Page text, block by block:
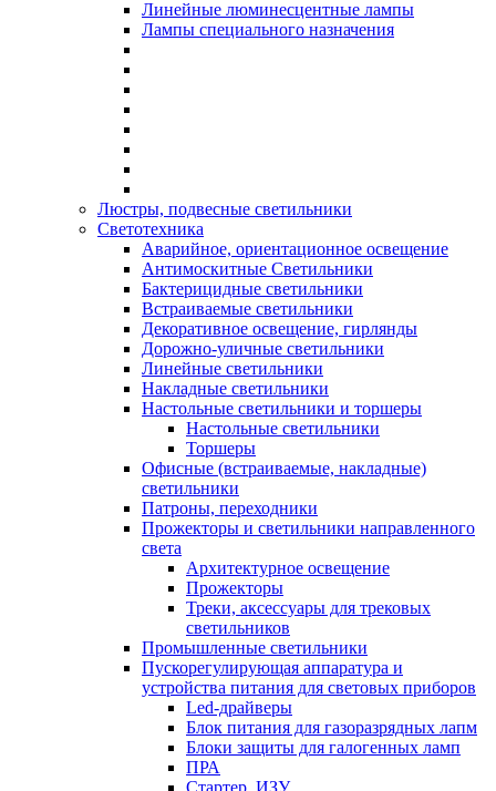
Линейные люминесцентные лампы
Лампы специального назначения
Люстры, подвесные светильники
Светотехника
Аварийное, ориентационное освещение
Антимоскитные Светильники
Бактерицидные светильники
Встраиваемые светильники
Декоративное освещение, гирлянды
Дорожно-уличные светильники
Линейные светильники
Накладные светильники
Настольные светильники и торшеры
Настольные светильники
Торшеры
Офисные (встраиваемые, накладные)
светильники
Патроны, переходники
Прожекторы и светильники направленного
света
Архитектурное освещение
Прожекторы
Треки, аксессуары для трековых
светильников
Промышленные светильники
Пускорегулирующая аппаратура и
устройства питания для световых приборов
Led-драйверы
Блок питания для газоразрядных лапм
Блоки защиты для галогенных ламп
ПРА
Стартер, ИЗУ